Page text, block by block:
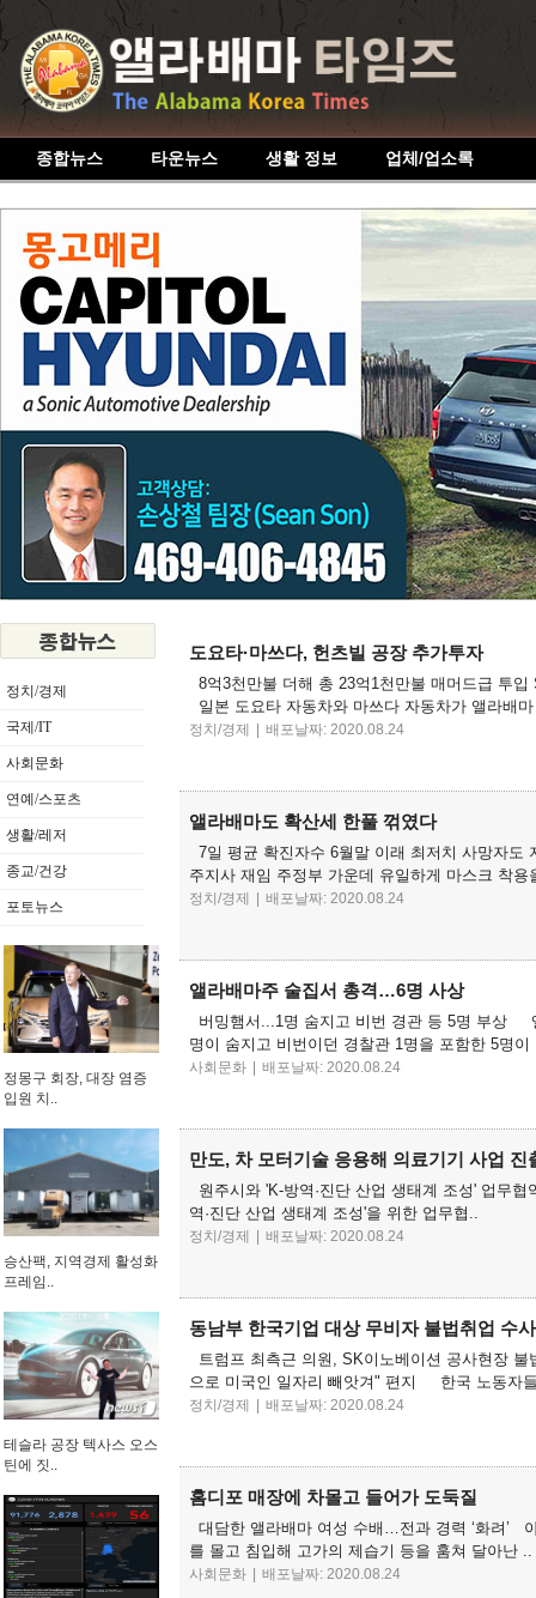
종합뉴스 타운뉴스 생활 정보 업체/업소록
정치/경제
국제/IT
사회문화
연예/스포츠
생활/레저
종교/건강
포토뉴스
도요타·마쓰다, 헌츠빌 공장 추가투자
8억3천만불 더해 총 23억1천만불 매머드급 투
일본 도요타 자동차와 마쓰다 자동차가 앨라배
정치/경제 배포날짜: 2020.08.24
앨라배마도 확산세 한풀 꺾였다
7일 평균 확진자수 6월말 이래 최저치 사망자
주지사 재임 주정부 가운데 유일하게 마스크 착용
정치/경제 배포날짜: 2020.08.24
앨라배마주 술집서 총격…6명 사상
버밍햄서...1명 숨지고 비번 경관 등 5명 부상
명이 숨지고 비번이던 경찰관 1명을 포함한 5명이
사회문화 배포날짜: 2020.08.24
만도, 차 모터기술 응용해 의료기기 사업 진
원주시와 'K-방역·진단 산업 생태계 조성' 업무
역·진단 산업 생태계 조성'을 위한 업무협..
정치/경제 배포날짜: 2020.08.24
동남부 한국기업 대상 무비자 불법취업 수
트럼프 최측근 의원, SK이노베이션 공사현장
으로 미국인 일자리 빼앗겨" 편지 한국 노동자
정치/경제 배포날짜: 2020.08.24
홈디포 매장에 차몰고 들어가 도둑질
대담한 앨라배마 여성 수배…전과 경력 ‘화려’
를 몰고 침입해 고가의 제습기 등을 훔쳐 달아난 ..
사회문화 배포날짜: 2020.08.24
정몽구 회장, 대장 염증
입원 치..
승산팩, 지역경제 활성화
프레임..
테슬라 공장 텍사스 오스
틴에 짓..